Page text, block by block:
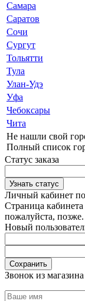
Самара
Саратов
Сочи
Сургут
Тольятти
Тула
Улан-Удэ
Уфа
Чебоксары
Чита
Не нашли свой
Полный список
Статус заказа
Узнать статус
Личный кабинет
Страница кабинета
пожалуйста, позже.
Новый
Сохранить
Звонок из